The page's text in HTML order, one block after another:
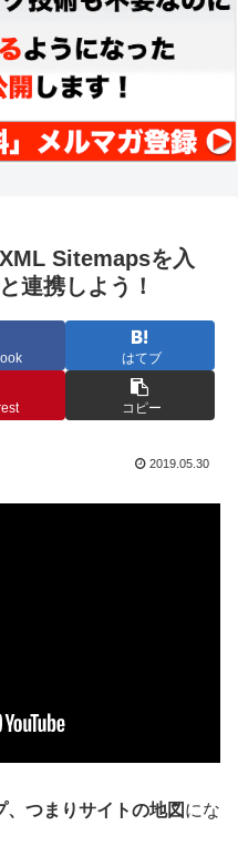
Sitemapsを入
連携しよう！
はてブ
コピー
2019.05.30
つまりサイトの地図 にな